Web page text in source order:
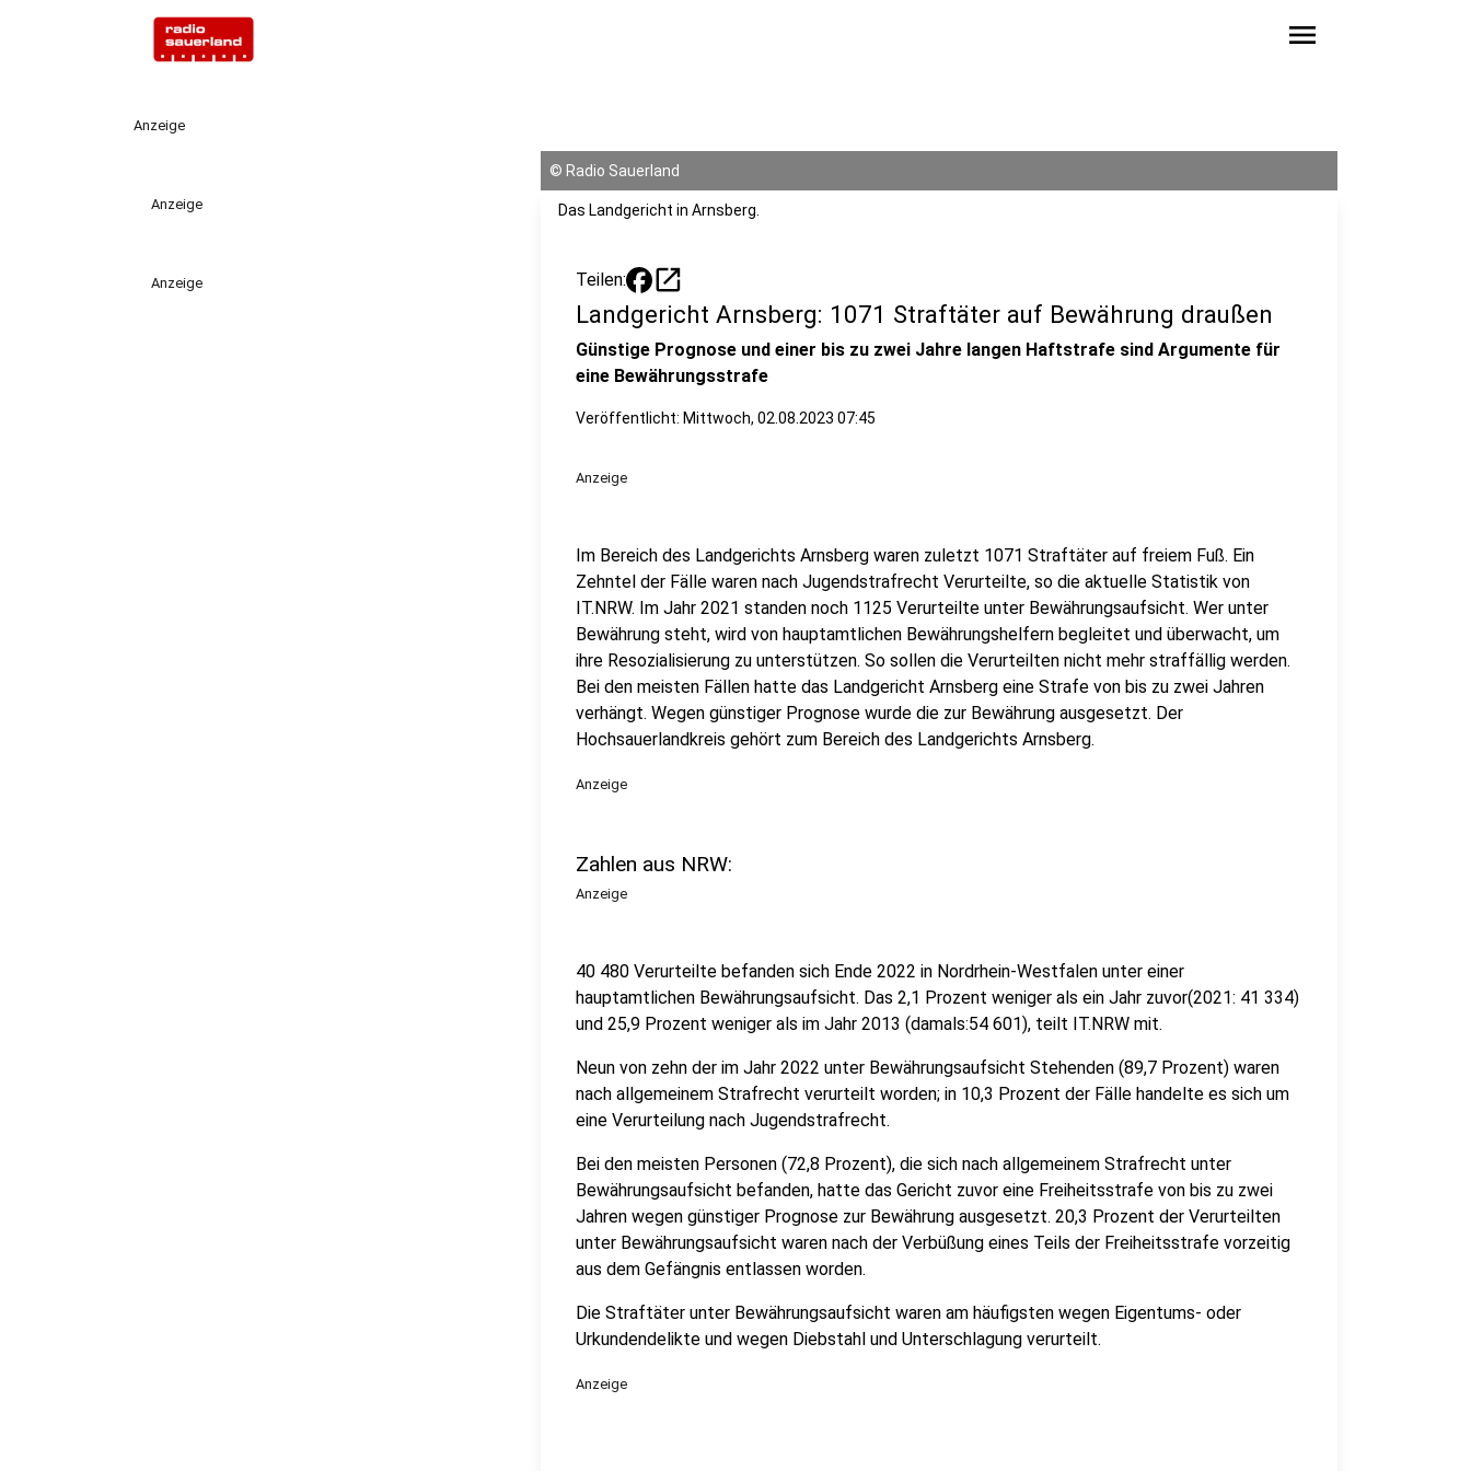
menu
Anzeige
Anzeige
Anzeige
© Radio Sauerland
Das Landgericht in Arnsberg.
Teilen: open_in_new
Landgericht Arnsberg: 1071 Straftäter auf Bewährung draußen
Günstige Prognose und einer bis zu zwei Jahre langen Haftstrafe sind Argumente für
eine Bewährungsstrafe
Veröffentlicht: Mittwoch, 02.08.2023 07:45
Anzeige
Im Bereich des Landgerichts Arnsberg waren zuletzt 1071 Straftäter auf freiem Fuß. Ein
Zehntel der Fälle waren nach Jugendstrafrecht Verurteilte, so die aktuelle Statistik von
IT.NRW. Im Jahr 2021 standen noch 1125 Verurteilte unter Bewährungsaufsicht. Wer unter
Bewährung steht, wird von hauptamtlichen Bewährungshelfern begleitet und überwacht, um
ihre Resozialisierung zu unterstützen. So sollen die Verurteilten nicht mehr straffällig werden.
Bei den meisten Fällen hatte das Landgericht Arnsberg eine Strafe von bis zu zwei Jahren
verhängt. Wegen günstiger Prognose wurde die zur Bewährung ausgesetzt. Der
Hochsauerlandkreis gehört zum Bereich des Landgerichts Arnsberg.
Anzeige
Zahlen aus NRW:
Anzeige
40 480 Verurteilte befanden sich Ende 2022 in Nordrhein-Westfalen unter einer
hauptamtlichen Bewährungsaufsicht. Das 2,1 Prozent weniger als ein Jahr zuvor(2021: 41 334)
und 25,9 Prozent weniger als im Jahr 2013 (damals:54 601), teilt IT.NRW mit.
Neun von zehn der im Jahr 2022 unter Bewährungsaufsicht Stehenden (89,7 Prozent) waren
nach allgemeinem Strafrecht verurteilt worden; in 10,3 Prozent der Fälle handelte es sich um
eine Verurteilung nach Jugendstrafrecht.
Bei den meisten Personen (72,8 Prozent), die sich nach allgemeinem Strafrecht unter
Bewährungsaufsicht befanden, hatte das Gericht zuvor eine Freiheitsstrafe von bis zu zwei
Jahren wegen günstiger Prognose zur Bewährung ausgesetzt. 20,3 Prozent der Verurteilten
unter Bewährungsaufsicht waren nach der Verbüßung eines Teils der Freiheitsstrafe vorzeitig
aus dem Gefängnis entlassen worden.
Die Straftäter unter Bewährungsaufsicht waren am häufigsten wegen Eigentums- oder
Urkundendelikte und wegen Diebstahl und Unterschlagung verurteilt.
Anzeige